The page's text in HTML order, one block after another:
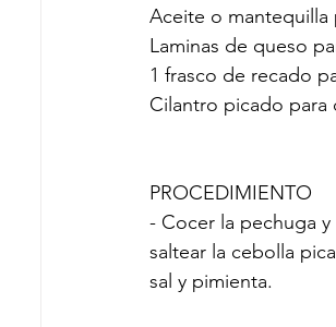
Aceite o mantequilla
Laminas de queso
1 frasco de recado
Cilantro picado para
PROCEDIMIENTO
- Cocer la pechuga
saltear la cebolla
sal y pimienta.